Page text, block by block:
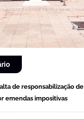
de responsabilização de
emendas impositivas